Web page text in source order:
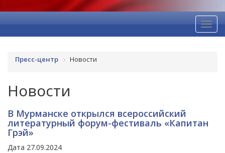
Пресс-центр Новости
Новости
В Мурманске открылся всероссийский
литературный форум-фестиваль «Капитан
Грэй»
Дата 27.09.2024